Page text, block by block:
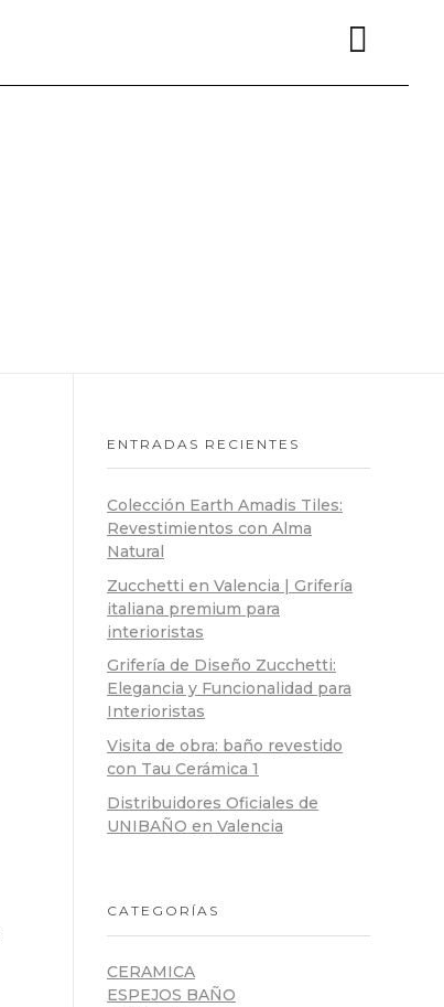
ENTRADAS RECIENTES
Colección Earth Amadis Tiles:
Revestimientos con Alma
Natural
Zucchetti en Valencia | Grifería
italiana premium para
interioristas
Grifería de Diseño Zucchetti:
Elegancia y Funcionalidad para
Interioristas
Visita de obra: baño revestido
con Tau Cerámica 1
Distribuidores Oficiales de
UNIBAÑO en Valencia
CATEGORÍAS
CERAMICA
ESPEJOS BAÑO